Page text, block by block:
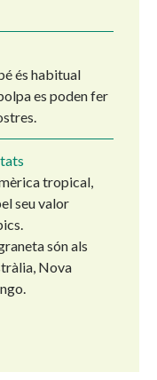
és habitual
es poden fer
tropical,
seu valor
són als
Nova